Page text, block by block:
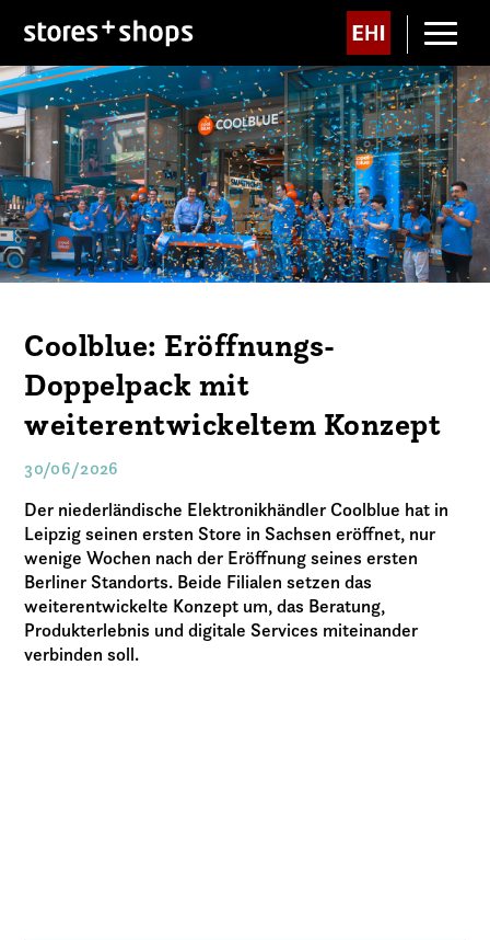
Coolblue: Eröffnungs-
Doppelpack mit
weiterentwickeltem Konzept
30/06/2026
Der niederländische Elektronikhändler Coolblue hat in
Leipzig seinen ersten Store in Sachsen eröffnet, nur
wenige Wochen nach der Eröffnung seines ersten
Berliner Standorts. Beide Filialen setzen das
weiterentwickelte Konzept um, das Beratung,
Produkterlebnis und digitale Services miteinander
verbinden soll.